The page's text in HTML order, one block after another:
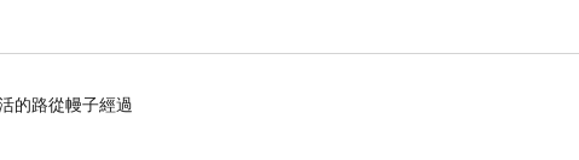
的路從幔子經過